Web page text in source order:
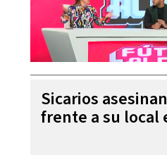
Sicarios
frente a su local